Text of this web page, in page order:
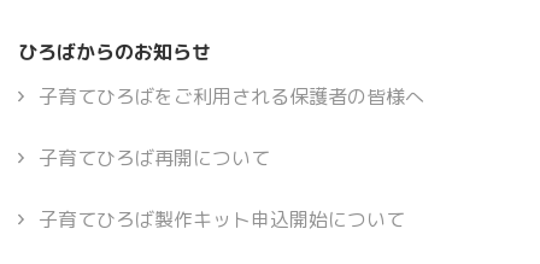
ひろばからのお知らせ
子育てひろばをご利用される保護者の皆様へ
子育てひろば再開について
子育てひろば製作キット申込開始について